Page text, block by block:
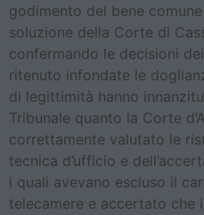
godimento del bene
soluzione della Corte di
confermando le decisioni
ritenuto infondate le
di legittimità hanno
Tribunale quanto la Corte
correttamente valutato le
tecnica d’ufficio e
i quali avevano escluso il
telecamere e accertato che